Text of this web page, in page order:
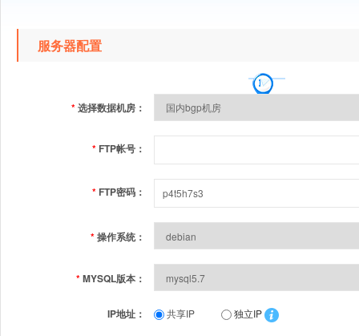
服务器配置
*选择数据机房：
* FTP帐号：
* FTP密码：
*操作系统：
*MYSQL版本：
IP地址： 共享IP 独立IP